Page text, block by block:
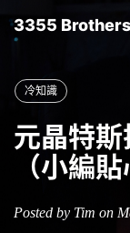
3355
冷知識
元晶特
（小編
Posted by Tim on